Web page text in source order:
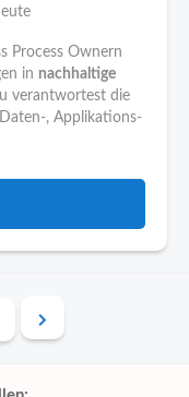
Process Ownern
in nachhaltige
verantwortest die
, Applikations-